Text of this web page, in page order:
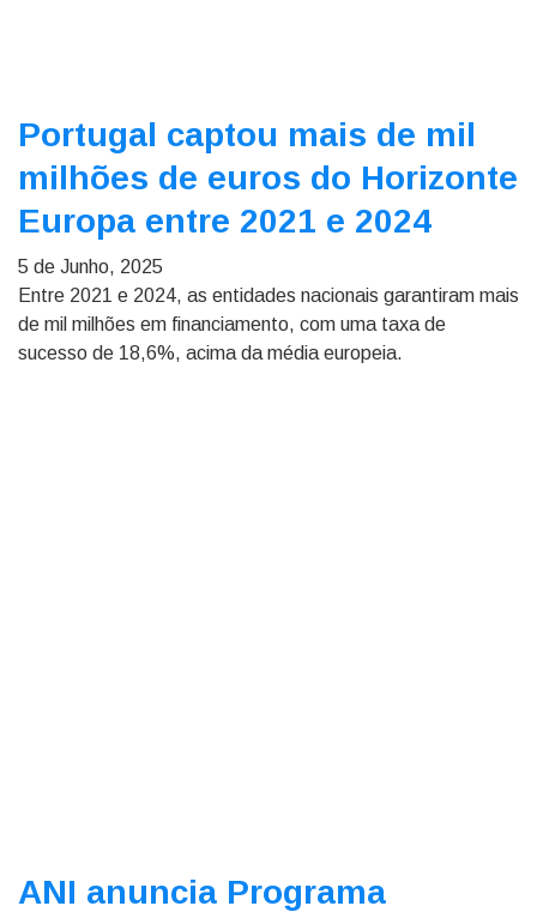
Portugal captou mais de mil
milhões de euros do Horizonte
Europa entre 2021 e 2024
5 de Junho, 2025
Entre 2021 e 2024, as entidades nacionais garantiram mais
de mil milhões em financiamento, com uma taxa de
sucesso de 18,6%, acima da média europeia.
ANI anuncia Programa